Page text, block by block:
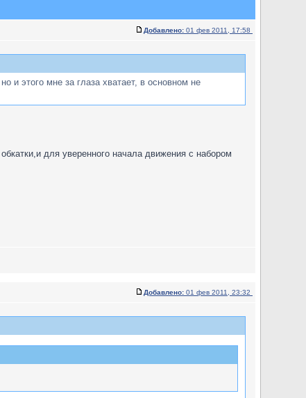
Добавлено: 01 фев 2011, 17:58
и этого мне за глаза хватает, в основном не
для уверенного начала движения с набором
Добавлено: 01 фев 2011, 23:32